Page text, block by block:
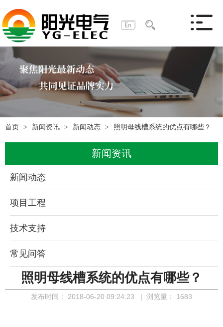
首页 新闻资讯 新闻动态 照明母线槽系统的优点有哪些？
新闻资讯
新闻动态
项目工程
技术支持
常见问答
照明母线槽系统的优点有哪些？
发布时间： 2018-06-20 09:24:23 | 浏览量： 1683